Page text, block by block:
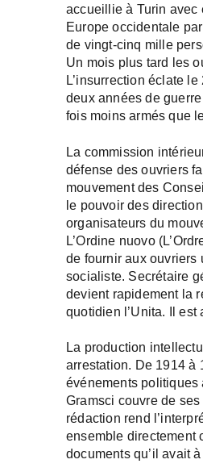
accueillie à Turin avec
Europe occidentale
de vingt-cinq mille
Un mois plus tard les
L’insurrection éclate
deux années de
fois moins armés que
La commission
défense des ouvriers
mouvement des
le pouvoir des
organisateurs du
L’Ordine nuovo
de fournir aux ouvriers
socialiste. Secrétaire
devient rapidement la
quotidien l’Unita. Il
La production
arrestation. De 1914 à
événements
Gramsci couvre de
rédaction rend
ensemble directement
documents qu’il avait